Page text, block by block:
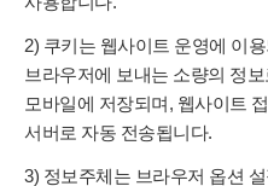
2) 쿠키는 웹사이트 운영에 이
브라우저에 보내는 소량의 정
모바일에 저장되며, 웹사이트
서버로 자동 전송됩니다.
3) 정보주체는 브라우저 옵션